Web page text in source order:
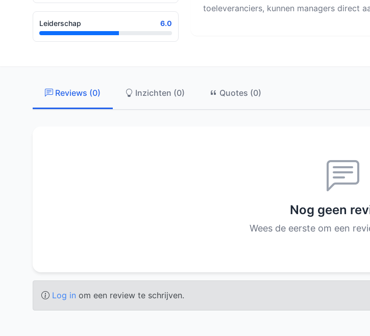
Leiderschap 6.0
toeleveranciers, kunnen managers direct
Reviews (0) Inzichten (0) Quotes (0)
Nog geen
Wees de eerste om een
Log in om een review te schrijven.